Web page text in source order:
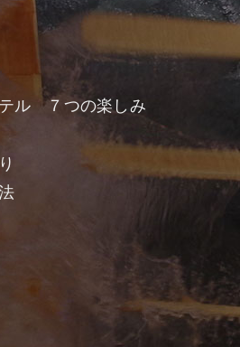
ル ７つの楽しみ